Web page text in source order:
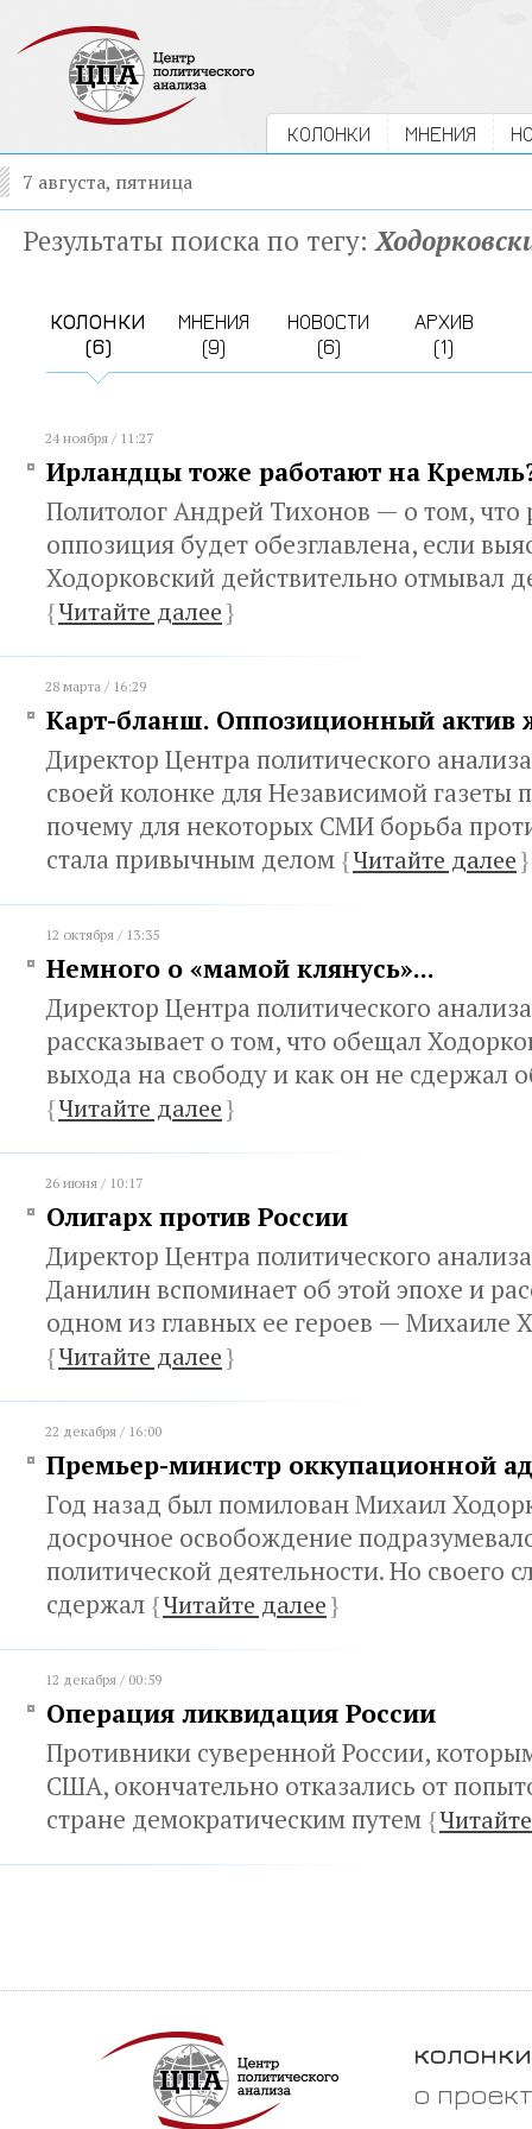
КОЛОНКИ МНЕНИЯ
7 августа, пятница
Результаты поиска по тегу:
КОЛОНКИ
(6)
МНЕНИЯ
(9)
НОВОСТИ
(6)
АРХИВ
(1)
24 ноября / 11:27
Ирландцы тоже работают на
Политолог Андрей Тихонов — о том, что
оппозиция будет обезглавлена, если
Ходорковский действительно отмывал
{Читайте далее}
28 марта / 16:29
Карт-бланш. Оппозиционный актив
Директор Центра политического
своей колонке для Независимой газеты
почему для некоторых СМИ борьба
стала привычным делом {Читайте далее}
12 октября / 13:35
Немного о «мамой клянусь»...
Директор Центра политического
рассказывает о том, что обещал
выхода на свободу и как он не сдержал
{Читайте далее}
26 июня / 10:17
Олигарх против России
Директор Центра политического
Данилин вспоминает об этой эпохе и
одном из главных ее героев — Михаиле
{Читайте далее}
22 декабря / 16:00
Премьер-министр оккупационной
Год назад был помилован Михаил
досрочное освобождение
политической деятельности. Но своего
сдержал {Читайте далее}
12 декабря / 00:59
Операция ликвидация России
Противники суверенной России,
США, окончательно отказались от
стране демократическим путем {
колонки
о